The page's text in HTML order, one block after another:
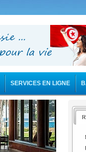
SERVICES EN LIGNE